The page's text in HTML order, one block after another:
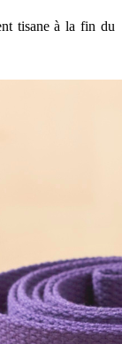
tisane à la fin du